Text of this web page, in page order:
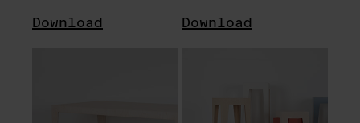
Download Download